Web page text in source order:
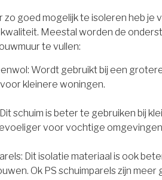
zo goed mogelijk te isoleren heb je
Meestal worden de
te vullen:
Wordt gebruikt bij een
kleinere woningen.
schuim is beter te gebruiken bij
voor vochtige
Dit isolatie materiaal is ook
Ok PS schuimparels zijn